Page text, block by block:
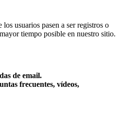
usuarios pasen a ser registros o
tiempo posible en nuestro sitio.
de email.
frecuentes, vídeos,